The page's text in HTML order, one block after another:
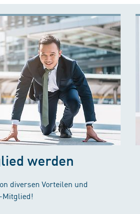
werden
diversen Vorteilen und
Mitglied!